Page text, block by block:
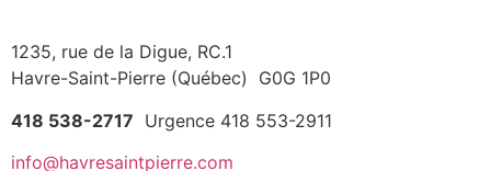
1235, rue de la Digue, RC.1
Havre-Saint-Pierre (Québec) G0G 1P0
418 538-2717 Urgence 418 553-2911
info@havresaintpierre.com